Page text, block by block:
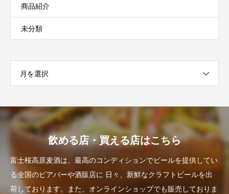
商品紹介
未分類
月を選択
飲める店・買える店はこちら
富士桜高原麦酒は、最高のコンディションでビールを提供してい
る全国のビアバーや酒販店に 日々、新鮮なクラフトビールを出
荷しております。また、オンラインショップでも販売しておりま